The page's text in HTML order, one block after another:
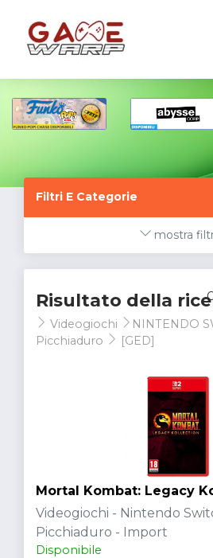
Filtri E Categorie
mostra
Risultato della
Videogiochi
NINTENDO
Picchiaduro
[GED]
Mortal Kombat: Legacy
Videogiochi - Nintendo
Picchiaduro - Import
Disponibile